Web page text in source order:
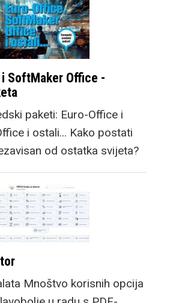
SoftMaker Office -
paketi: Euro-Office i
i ostali... Kako postati
od ostatka svijeta?
Mnoštvo korisnih opcija